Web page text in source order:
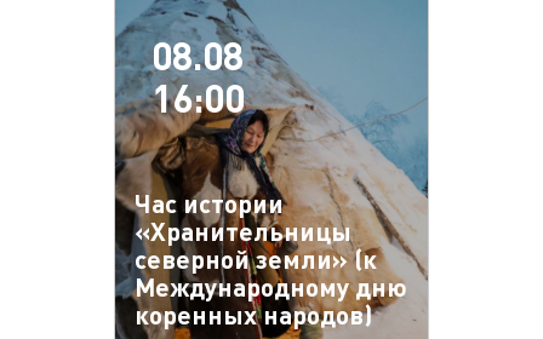
08.08
16:00
Час истории
«Хранительницы
северной земли» (к
Международному дню
коренных народов)